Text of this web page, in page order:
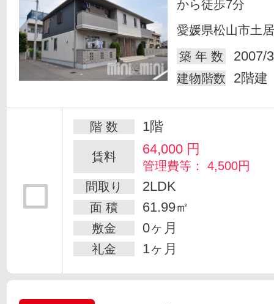
から徒歩7分
愛媛県松山市土
築 年 数
2007/
建物階数 2階建
階 数 1階
賃料 64,000 円
管理費等： 4,500円
間取り
2LDK
面 積 61.99㎡
敷金 0ヶ月
礼金 1ヶ月